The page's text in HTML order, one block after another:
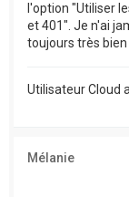
l'option "Utiliser
et 401". Je n'ai
toujours très bien
Utilisateur Cloud
Mélanie